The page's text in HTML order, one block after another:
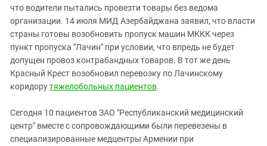
Южный Кавказ
ЮФО
что водители пытались провезти товары без ведома
организации. 14 июля МИД Азербайджана заявил, что власти
страны готовы возобновить пропуск машин МККК через
пункт пропуска "Лачин" при условии, что впредь не будет
допущен провоз контрабандных товаров. В тот же день
Красный Крест возобновил перевозку по Лачинскому
коридорутяжелобольных пациентов.
Сегодня 10 пациентов ЗАО "Республиканский медицинский
центр" вместе с сопровождающими были перевезены в
специализированные медцентры Армении при